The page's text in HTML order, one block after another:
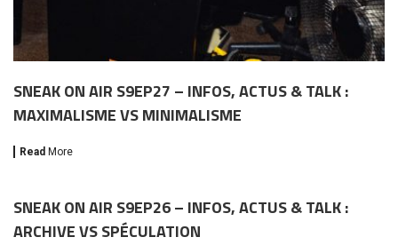
SNEAK ON AIR S9EP27 – INFOS, ACTUS & TALK :
MAXIMALISME VS MINIMALISME
Read More
SNEAK ON AIR S9EP26 – INFOS, ACTUS & TALK :
ARCHIVE VS SPÉCULATION